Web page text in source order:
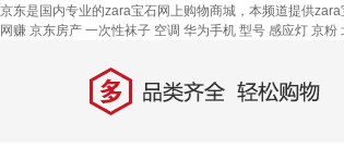
京东是国内专业的zara宝石网上购物商城，本频道提供
网赚 京东房产 一次性袜子 空调 华为手机 型号 感应灯 京粉
多 品类齐全，轻松购物